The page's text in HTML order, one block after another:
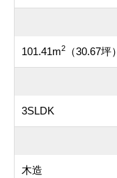
101.41m2 （30.67坪）
3SLDK
木造